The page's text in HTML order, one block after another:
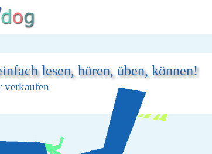
lesen, hören, üben, können!
verkaufen